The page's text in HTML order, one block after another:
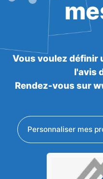
Vous voulez définir
l'avis
Rendez-vous sur
Personnaliser mes